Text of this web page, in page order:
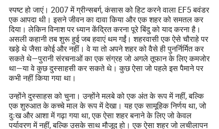
स्पष्ट हो जाएं। 2007 में ग्रीन्सबर्ग, कंसास को हिट करने वाला EF5 बवंडर
एक आपदा थी। इसने जीवन का दावा किया और एक शहर को समतल कर
दिया। लेकिन विनाश पर ध्यान केंद्रित करना पूरे बिंदु को याद करना है।
असली कहानी तब शुरू हुई जब हवाएं थम गईं। शहरवासी एक ऐसे चौराहे पर
खड़े थे जैसा कोई और नहीं। वे या तो अपने शहर को वैसे ही पुनर्निर्मित कर
सकते थे—पुरानी संरचनाओं का एक संग्रह जो अगले तूफान के लिए कमजोर
था—या वे कुछ दुस्साहसी कर सकते थे। कुछ ऐसा जो पहले इस पैमाने पर
कभी नहीं किया गया था।
उन्होंने दुस्साहस को चुना। उन्होंने मलबे को एक अंत के रूप में नहीं, बल्कि
एक शुरुआत के कच्चे माल के रूप में देखा। यह एक सामूहिक निर्णय था, जो
दुःख और आशा में गढ़ा गया था, एक ऐसा शहर बनाने के लिए जो केवल
पर्यावरण में नहीं, बल्कि उसके साथ मौजूद हो। एक ऐसा शहर जो लचीलापन